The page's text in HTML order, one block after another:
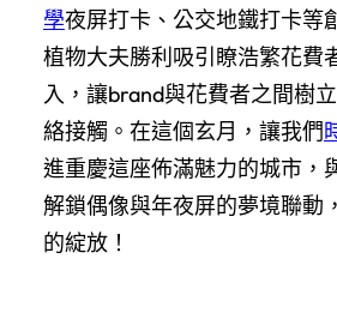
學夜屏打卡、公交地鐵打卡等
植物大夫勝利吸引瞭浩繁花費
入，讓brand與花費者之間樹
絡接觸。在這個玄月，讓我們
進重慶這座佈滿魅力的城市，
解鎖偶像與年夜屏的夢境聯動
的綻放！